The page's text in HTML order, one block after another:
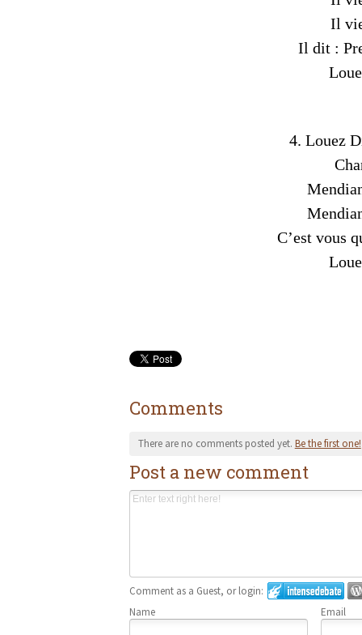
Il
Il dit :
4. Louez
C’est vous
Comments
There are no comments posted yet. Be the first one!
Post a new comment
Comment as a Guest, or login:
Name
Email